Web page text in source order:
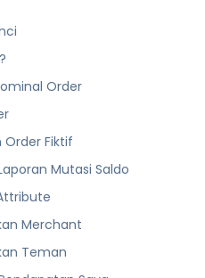
Order
Order Fiktif
Mutasi Saldo
Merchant
Teman